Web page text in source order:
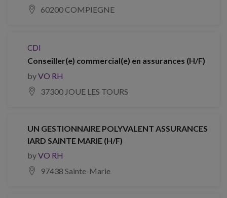
60200 COMPIEGNE
CDI
Conseiller(e) commercial(e) en assurances (H/F)
byVO RH
37300 JOUE LES TOURS
UN GESTIONNAIRE POLYVALENT ASSURANCES
IARD SAINTE MARIE (H/F)
byVO RH
97438 Sainte-Marie